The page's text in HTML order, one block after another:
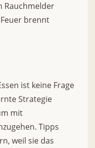
Rauchmelder
brennt
ist keine Frage
Strategie
mit
Tipps
weil sie das